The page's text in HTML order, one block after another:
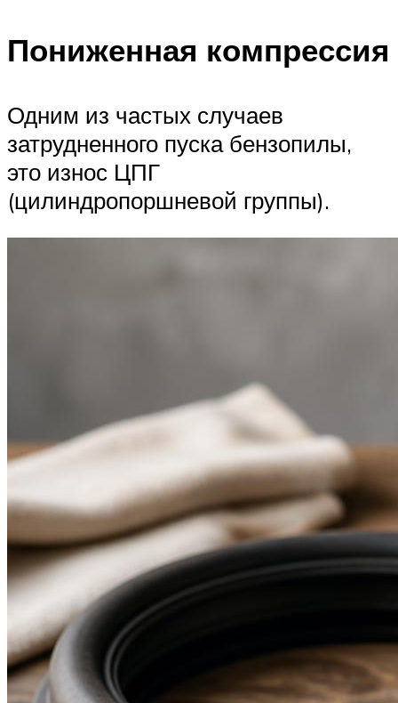
Пониженная компрессия
Одним из частых случаев
затрудненного пуска бензопилы,
это износ ЦПГ
(цилиндропоршневой группы).